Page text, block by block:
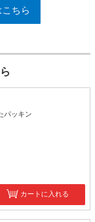
ちら
パッキン
カートに入れる